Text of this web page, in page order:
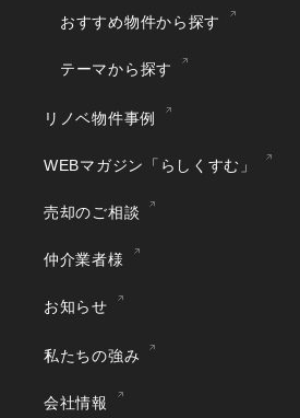
おすすめ物件から探す
テーマから探す
リノベ物件事例
WEBマガジン「らしくすむ」
売却のご相談
仲介業者様
お知らせ
私たちの強み
会社情報